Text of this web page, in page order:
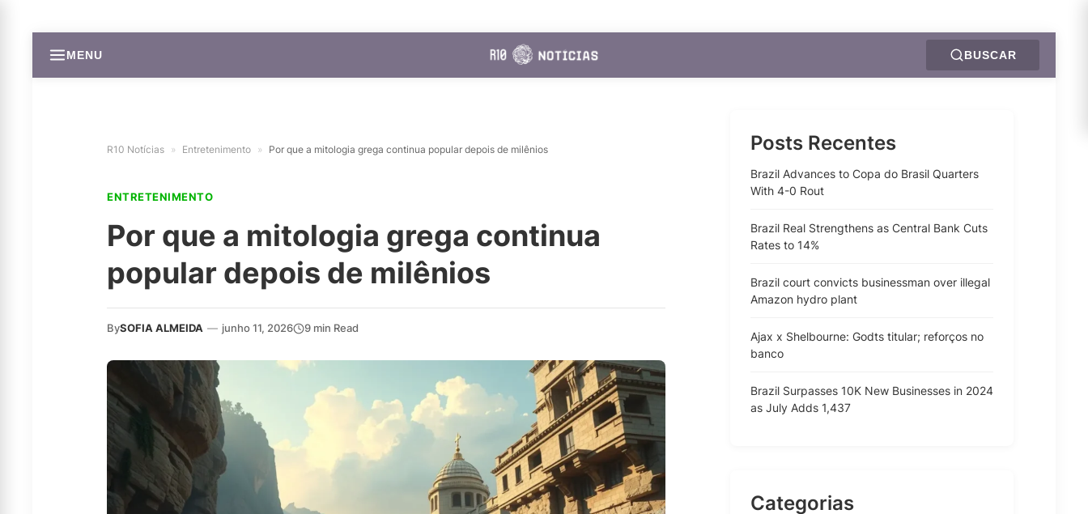
MENU BUSCAR
R10 Notícias » Entretenimento » Por que a mitologia grega continua popular depois de milênios
ENTRETENIMENTO
Por que a mitologia grega continua
popular depois de milênios
BySOFIA ALMEIDA — junho 11, 2026 9 min Read
Posts Recentes
Brazil Advances to Copa do Brasil Quarters
With 4-0 Rout
Brazil Real Strengthens as Central Bank Cuts
Rates to 14%
Brazil court convicts businessman over illegal
Amazon hydro plant
Ajax x Shelbourne: Godts titular; reforços no
banco
Brazil Surpasses 10K New Businesses in 2024
as July Adds 1,437
Categorias